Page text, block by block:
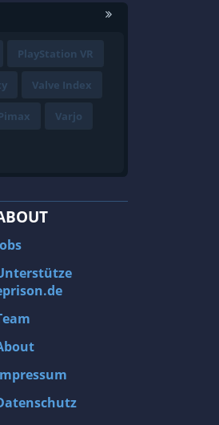
PlayStation VR
Valve Index
Varjo